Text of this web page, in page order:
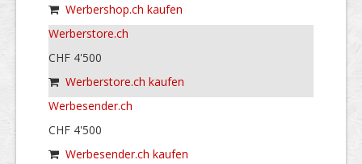
Werbershop.ch kaufen
Werberstore.ch
CHF 4'500
Werberstore.ch kaufen
Werbesender.ch
CHF 4'500
Werbesender.ch kaufen